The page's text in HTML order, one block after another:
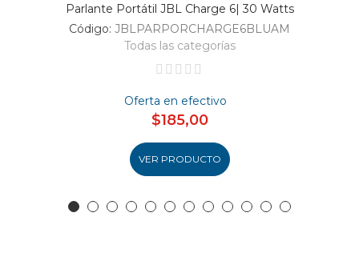
Parlante Portátil JBL Charge 6| 30 Watts
Código: JBLPARPORCHARGE6BLUAM
Todas las categorías
Oferta en efectivo
$185,00
VER PRODUCTO